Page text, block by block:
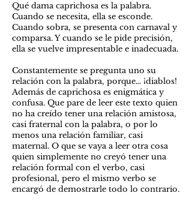
Qué dama caprichosa es la palabra.
Cuando se necesita, ella se esconde.
Cuando sobra, se presenta con carnaval y
comparsa. Y cuando se le pide precisión,
ella se vuelve impresentable e inadecuada.
Constantemente se pregunta uno su
relación con la palabra, porque… ¡diablos!
Además de caprichosa es enigmática y
confusa. Que pare de leer este texto quien
no ha creído tener una relación amistosa,
casi fraternal con la palabra, o por lo
menos una relación familiar, casi
maternal. O que se vaya a leer otra cosa
quien simplemente no creyó tener una
relación formal con el verbo, casi
profesional, pero el mismo verbo se
encargó de demostrarle todo lo contrario.